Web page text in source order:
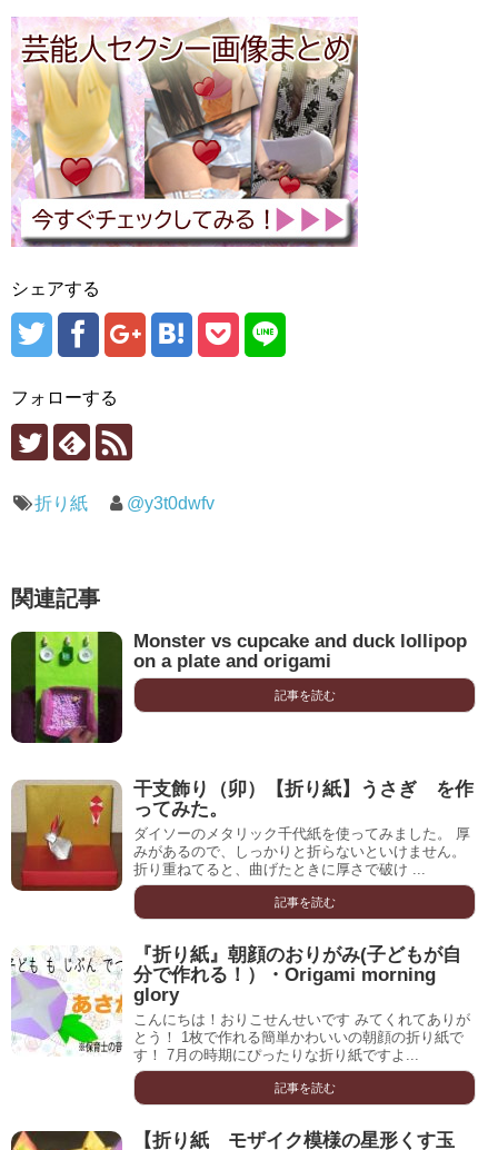
シェアする
フォローする
折り紙 @y3t0dwfv
関連記事
Monster vs cupcake and duck lollipop
on a plate and origami
記事を読む
干支飾り（卯）【折り紙】うさぎ を作
ってみた。
ダイソーのメタリック千代紙を使ってみました。 厚
みがあるので、しっかりと折らないといけません。
折り重ねてると、曲げたときに厚さで破け ...
記事を読む
『折り紙』朝顔のおりがみ(子どもが自
分で作れる！）・Origami morning
glory
こんにちは！おりこせんせいです みてくれてありが
とう！ 1枚で作れる簡単かわいいの朝顔の折り紙で
す！ 7月の時期にぴったりな折り紙ですよ...
記事を読む
【折り紙 モザイク模様の星形くす玉